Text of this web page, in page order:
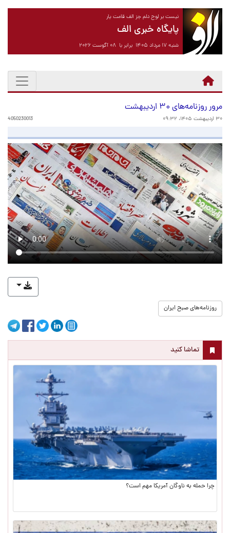
نیست بر لوح دلم جز الف قامت یار
پایگاه خبری الف
شنبه ۱۷ مرداد ۱۴۰۵ برابر با ۰۸ آگوست ۲۰۲۶
مرور روزنامه‌های ۳۰ اردیبهشت
۳۰ اردیبهشت ۱۴۰۵، ۰۹:۳۲ 4050230013
روزنامه‌های صبح ایران
تماشا کنید
چرا حمله به ناوگان آمریکا مهم است؟